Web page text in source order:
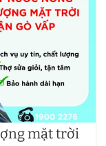
mặt trời